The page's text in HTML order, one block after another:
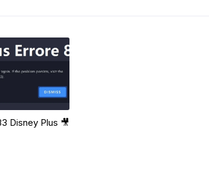
Disney Plus 🎥